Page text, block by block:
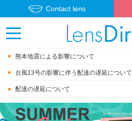
Contact lens
熊本地震による影響について
台風13号の影響に伴う配達の遅延について
配達の遅延について